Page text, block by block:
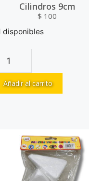
Cilindros 9cm
$ 100
disponibles
Añadir al carrito